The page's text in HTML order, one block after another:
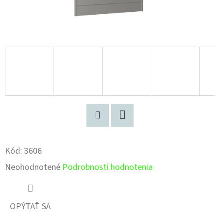
Kód: 3606
Priemerné
hodnotenie
produktu
Neohodnotené Podrobnosti hodnotenia
OPÝTAŤ SA